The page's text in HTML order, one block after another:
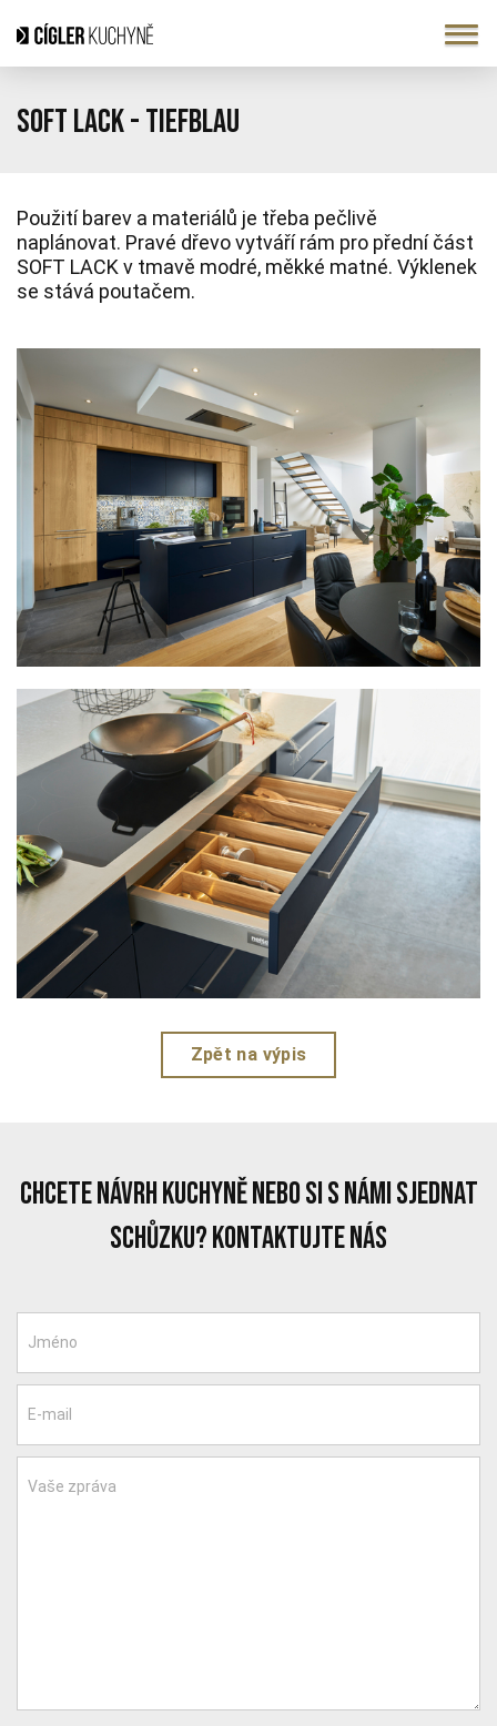
Soft Lack - Tiefblau
Použití barev a materiálů je třeba pečlivě
naplánovat. Pravé dřevo vytváří rám pro přední část
SOFT LACK v tmavě modré, měkké matné. Výklenek
se stává poutačem.
Zpět na výpis
chcete návrh kuchyně nebo si s námi sjednat
schůzku? Kontaktujte nás
Jméno
E-mail
Vaše zpráva